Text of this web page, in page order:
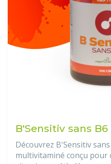
B'Sensitiv sans B6
Découvrez B'Sensitiv
multivitaminé conçu pour